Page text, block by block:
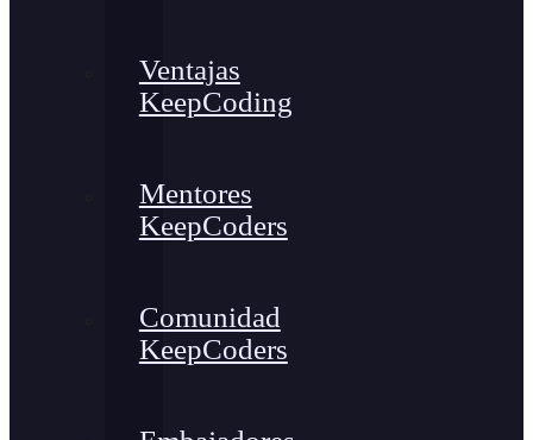
Ventajas
KeepCoding
Mentores
KeepCoders
Comunidad
KeepCoders